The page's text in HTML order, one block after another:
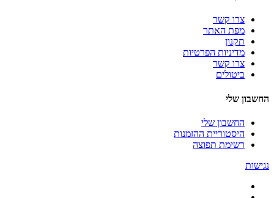
צרו קשר
מפת האתר
תקנון
מדיניות הפרטיות
צרו קשר
ביטולים
החשבון שלי
החשבון שלי
היסטוריית ההזמנות
רשימת תפוצה
נגישות